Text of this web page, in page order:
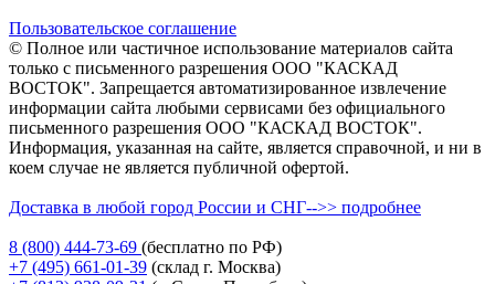
Пользовательское соглашение
© Полное или частичное использование материалов сайта
только с письменного разрешения ООО "КАСКАД
ВОСТОК". Запрещается автоматизированное извлечение
информации сайта любыми сервисами без официального
письменного разрешения ООО "КАСКАД ВОСТОК".
Информация, указанная на сайте, является справочной, и ни в
коем случае не является публичной офертой.
Доставка в любой город России и СНГ-->> подробнее
8 (800) 444-73-69 (бесплатно по РФ)
+7 (495) 661-01-39 (склад г. Москва)